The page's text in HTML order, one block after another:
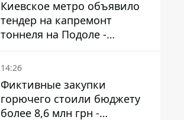
Киевское метро объявило
тендер на капремонт
тоннеля на Подоле -
продлится почти два года
14:26
Фиктивные закупки
горючего стоили бюджету
более 8,6 млн грн -